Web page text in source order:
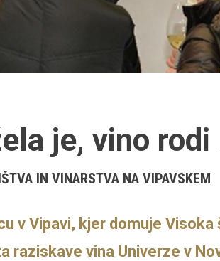
je, vino
IN VINARSTVA NA VIPAVSKEM
v Vipavi, kjer domuje
raziskave vina Univerze v